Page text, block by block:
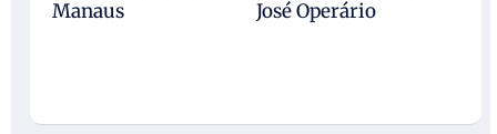
Manaus
José Operário